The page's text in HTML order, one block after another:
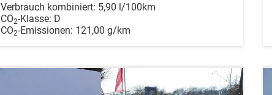
Verbrauch kombiniert: 5,90 l/100km
CO2-Klasse: D
CO2-Emissionen: 121,00 g/km